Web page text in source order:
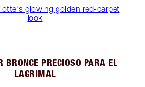
glowing golden red-carpet
look
BRONCE PRECIOSO PARA EL
LAGRIMAL